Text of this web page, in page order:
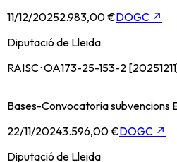
11/12/20252.983,00 €DOGC ↗
Diputació de Lleida
RAISC · OA173-25-153-2
Bases-Convocatoria subvencions
22/11/20243.596,00 €DOGC ↗
Diputació de Lleida